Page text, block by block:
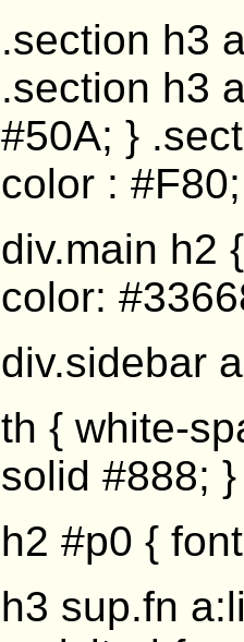
.section h3
.section h3
#50A; }
color :
div.main h2
color:
div.sidebar
th { white-
solid #888; }
h2 #p0 {
h3 sup.fn